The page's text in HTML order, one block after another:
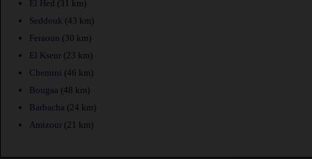
El Hed (31 km)
Seddouk (43 km)
Feraoun (30 km)
El Kseur (23 km)
Chemini (46 km)
Bougaa (48 km)
Barbacha (24 km)
Amizour (21 km)